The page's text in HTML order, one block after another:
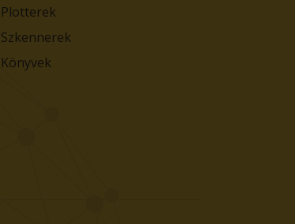
Plotterek
Szkennerek
Könyvek